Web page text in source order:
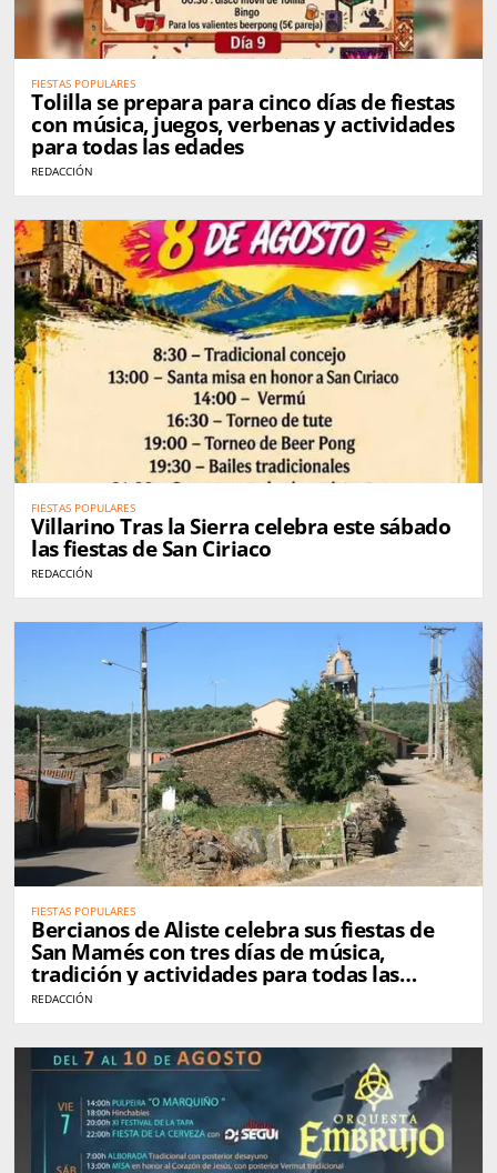
FIESTAS POPULARES
Tolilla se prepara para cinco días de fiestas
con música, juegos, verbenas y actividades
para todas las edades
REDACCIÓN
FIESTAS POPULARES
Villarino Tras la Sierra celebra este sábado
las fiestas de San Ciriaco
REDACCIÓN
FIESTAS POPULARES
Bercianos de Aliste celebra sus fiestas de
San Mamés con tres días de música,
tradición y actividades para todas las
edades
REDACCIÓN